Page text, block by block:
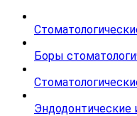
Боры
Эндодонтические